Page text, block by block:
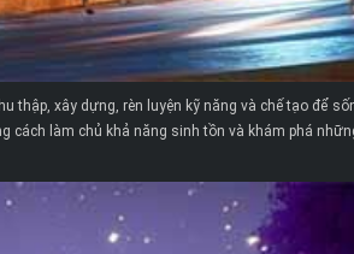
xây dựng, rèn luyện kỹ năng và chế tạo để
cách làm chủ khả năng sinh tồn và khám phá